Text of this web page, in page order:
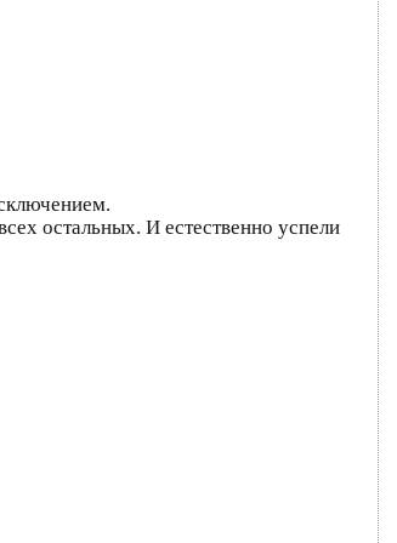
остальных. И естественно успели